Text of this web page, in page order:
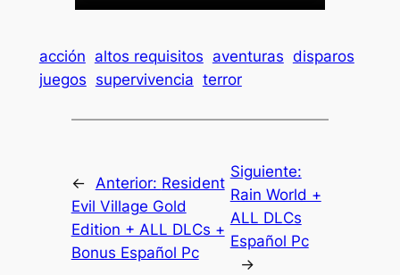
acción altos requisitos aventuras disparos
juegos supervivencia terror
← Anterior: Resident
Evil Village Gold
Edition + ALL DLCs +
Bonus Español Pc
Siguiente:
Rain World +
ALL DLCs
Español Pc
→